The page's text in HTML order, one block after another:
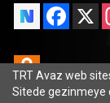
X
Odnoklassniki
TRT Avaz web
Sitede gezinmeye